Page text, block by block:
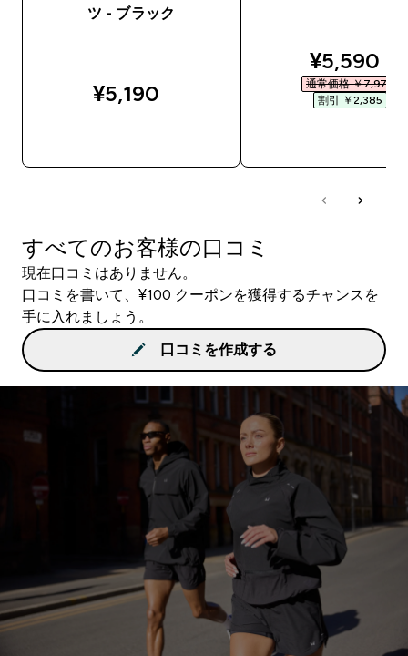
ツ - ブラック
¥5,190‎
¥5,590‎
通常価格 ￥7,975‎
割引 ￥2,385‎
すべてのお客様の口コミ
現在口コミはありません。
口コミを書いて、¥100 クーポンを獲得するチャンスを
手に入れましょう。
口コミを作成する